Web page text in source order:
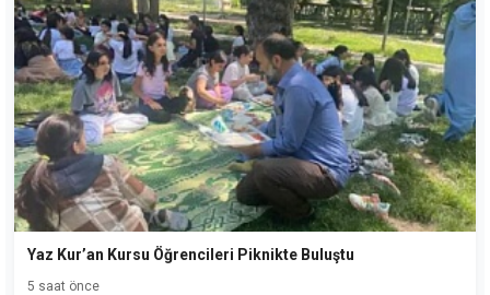
Yaz Kur’an Kursu Öğrencileri Piknikte Buluştu
5 saat önce